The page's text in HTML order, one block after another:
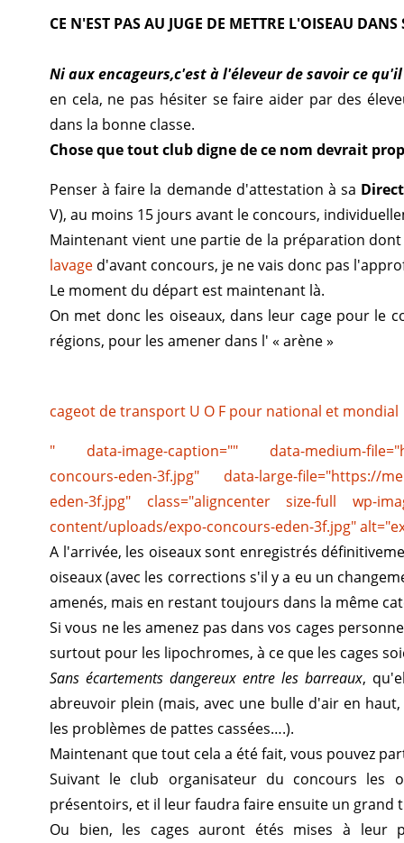
CE N'EST PAS AU JUGE DE METTRE L'OISEAU
Ni aux encageurs,c'est à l'éleveur de savoir ce
en cela, ne pas hésiter se faire aider par des
dans la bonne classe.
Chose que tout club digne de ce nom devrait
Penser à faire la demande d'attestation à sa
V), au moins 15 jours avant le concours,
Maintenant vient une partie de la préparation
lavage d'avant concours, je ne vais donc pas
Le moment du départ est maintenant là.
On met donc les oiseaux, dans leur cage pour le
régions, pour les amener dans l' « arène »
cageot de transport U O F pour national et mondial
" data-image-caption="" data-medium-
concours-eden-3f.jpg" data-large-file="https://
eden-3f.jpg" class="aligncenter size-full wp-
content/uploads/expo-concours-eden-3f.jpg"
A l'arrivée, les oiseaux sont enregistrés
oiseaux (avec les corrections s'il y a eu un
amenés, mais en restant toujours dans la même
Si vous ne les amenez pas dans vos cages
surtout pour les lipochromes, à ce que les cages
Sans écartements dangereux entre les barreaux,
abreuvoir plein (mais, avec une bulle d'air en
les problèmes de pattes cassées….).
Maintenant que tout cela a été fait, vous pouvez
Suivant le club organisateur du concours les
présentoirs, et il leur faudra faire ensuite un
Ou bien, les cages auront étés mises à leur